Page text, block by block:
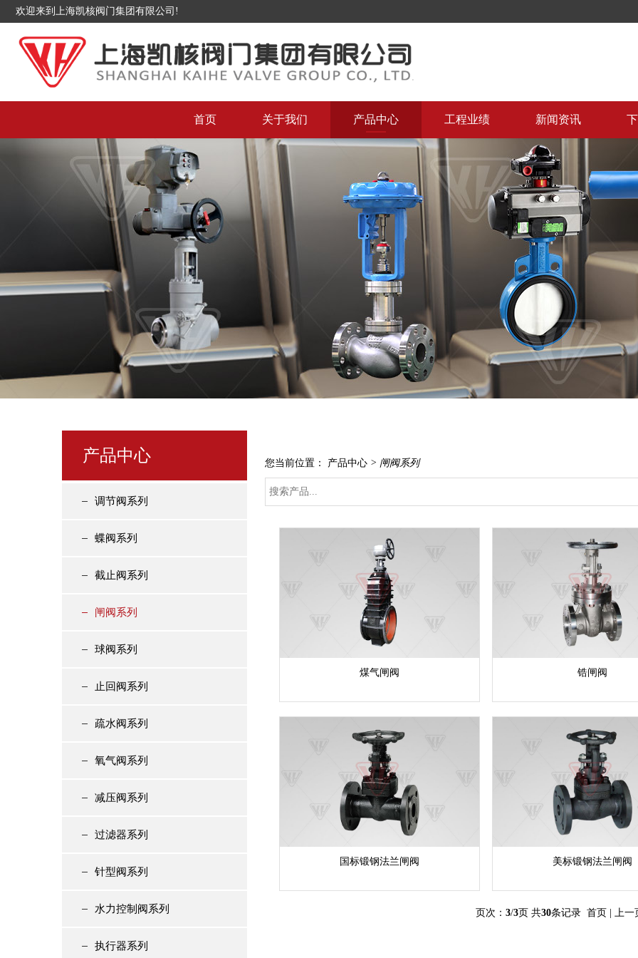
欢迎来到上海凯核阀门集团有限公司!
首页 关于我们 产品中心 工程业绩 新闻资讯
产品中心
调节阀系列
蝶阀系列
截止阀系列
闸阀系列
球阀系列
止回阀系列
疏水阀系列
氧气阀系列
减压阀系列
过滤器系列
针型阀系列
水力控制阀系列
执行器系列
您当前位置： 产品中心 > 闸阀系列
煤气闸阀 锆闸阀
国标锻钢法兰闸阀 美标锻钢法兰闸阀
页次： 3/3页 共30条记录 首页 上一